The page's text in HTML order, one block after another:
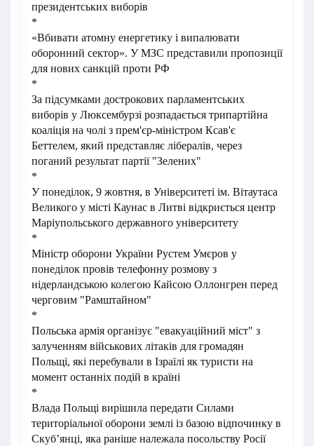
президентських виборів
*
«Вбивати атомну енергетику і випалювати
оборонний сектор». У МЗС представили пропозиції
для нових санкцій проти РФ
*
За підсумками дострокових парламентських
виборів у Люксембурзі розпадається трипартійна
коаліція на чолі з прем'єр-міністром Ксав'є
Беттелем, який представляє лібералів, через
поганий результат партії "Зелених"
*
У понеділок, 9 жовтня, в Університеті ім. Вітаутаса
Великого у місті Каунас в Литві відкриється центр
Маріупольського державного університету
*
Міністр оборони України Рустем Умєров у
понеділок провів телефонну розмову з
нідерландською колегою Кайсою Оллонгрен перед
черговим "Рамштайном"
*
Польська армія організує "евакуаційний міст" з
залученням військових літаків для громадян
Польщі, які перебували в Ізраїлі як туристи на
момент останніх подій в країні
*
Влада Польщі вирішила передати Силами
територіальної оборони землі із базою відпочинку в
Скуб’янці, яка раніше належала посольству Росії